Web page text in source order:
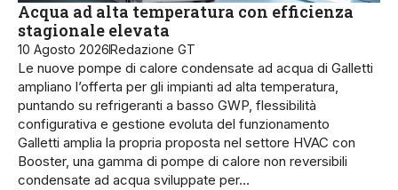
Acqua ad alta temperatura con efficienza
stagionale elevata
10 Agosto 2026Redazione GT
Le nuove pompe di calore condensate ad acqua di Galletti
ampliano l’offerta per gli impianti ad alta temperatura,
puntando su refrigeranti a basso GWP, flessibilità
configurativa e gestione evoluta del funzionamento
Galletti amplia la propria proposta nel settore HVAC con
Booster, una gamma di pompe di calore non reversibili
condensate ad acqua sviluppate per…